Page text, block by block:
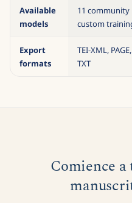
Available
models
11 community
custom
Export
formats
TEI-XML,
TXT
Comience